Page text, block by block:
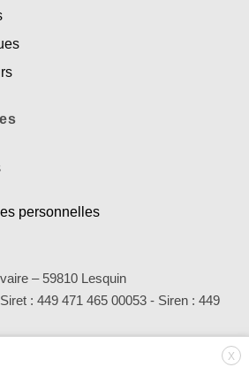
personnelles
– 59810 Lesquin
: 449 471 465 00053 - Siren : 449
ou par téléphone au 03 20 90 56 55 du
X